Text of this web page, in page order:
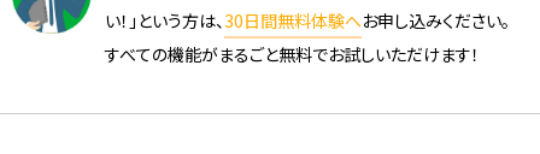
い！」という方は、30日間無料体験へお申し込みください。
すべての機能がまるごと無料でお試しいただけます！